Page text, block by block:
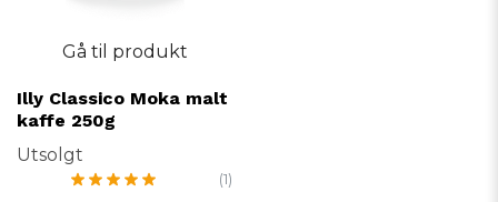
Gå til produkt
Illy Classico Moka malt
kaffe 250g
Utsolgt
(1)